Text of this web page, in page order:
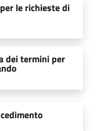
le richieste di
dei termini per